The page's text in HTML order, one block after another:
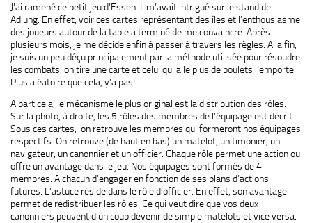
J’ai ramené ce petit jeu d’Essen. Il m’avait intrigué sur le stand de
Adlung. En effet, voir ces cartes représentant des îles et l’enthousiasme
des joueurs autour de la table a terminé de me convaincre. Après
plusieurs mois, je me décide enfin à passer à travers les règles. A la fin,
je suis un peu déçu principalement par la méthode utilisée pour résoudre
les combats: on tire une carte et celui qui a le plus de boulets l’emporte.
Plus aléatoire que cela, y’a pas!
A part cela, le mécanisme le plus original est la distribution des rôles.
Sur la photo, à droite, les 5 rôles des membres de l’équipage est décrit.
Sous ces cartes, on retrouve les membres qui formeront nos équipages
respectifs. On retrouve (de haut en bas) un matelot, un timonier, un
navigateur, un canonnier et un officier. Chaque rôle permet une action ou
offre un avantage dans le jeu. Nos équipages sont formés de 4
membres. A chacun d’engager en fonction de ses plans d’actions
futures. L’astuce réside dans le rôle d’officier. En effet, son avantage
permet de redistribuer les rôles. Ce qui veut dire que vos deux
canonniers peuvent d’un coup devenir de simple matelots et vice versa.